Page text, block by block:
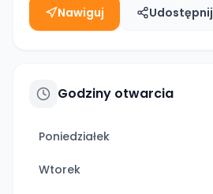
Nawiguj Udostępnij
Godziny otwarcia
Poniedziałek
Wtorek